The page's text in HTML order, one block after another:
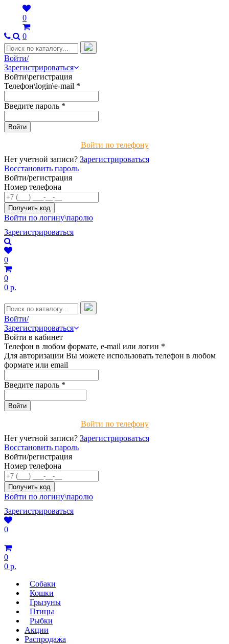
0
0
Войти/
Зарегистрироваться
Войти\регистрация
Телефон\login\e-mail *
Введите пароль *
Войти по телефону
Нет учетной записи? Зарегистрироваться
Восстановить пароль
Войти/регистрация
Номер телефона
Войти по логину\паролю
Зарегистрироваться
0
0
0 р.
Войти/
Зарегистрироваться
Войти в кабинет
Телефон в любом формате, e-mail или логин *
Для авторизации Вы можете использовать телефон в любом
формате или email
Введите пароль *
Войти по телефону
Нет учетной записи? Зарегистрироваться
Восстановить пароль
Войти/регистрация
Номер телефона
Войти по логину\паролю
Зарегистрироваться
0
0
0 р.
Собаки
Кошки
Грызуны
Птицы
Рыбки
Акции
Распродажа